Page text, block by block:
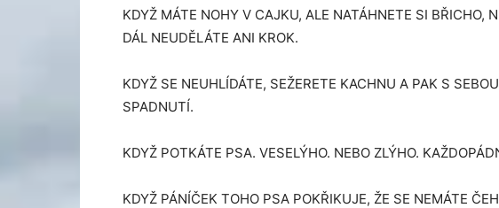
KDYŽ MÁTE NOHY V CAJKU, ALE NATÁHNETE SI BŘICHO,
DÁL NEUDĚLÁTE ANI KROK.
KDYŽ SE NEUHLÍDÁTE, SEŽERETE KACHNU A PAK S
SPADNUTÍ.
KDYŽ POTKÁTE PSA. VESELÝHO. NEBO ZLÝHO.
KDYŽ PÁNÍČEK TOHO PSA POKŘIKUJE, ŽE SE NEMÁTE